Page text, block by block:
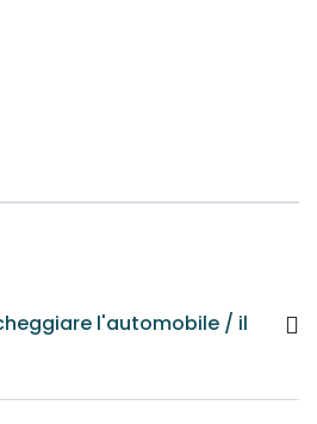
l'automobile / il